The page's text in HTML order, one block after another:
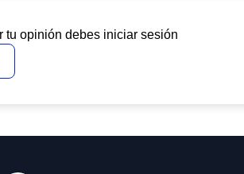
tu opinión debes iniciar sesión